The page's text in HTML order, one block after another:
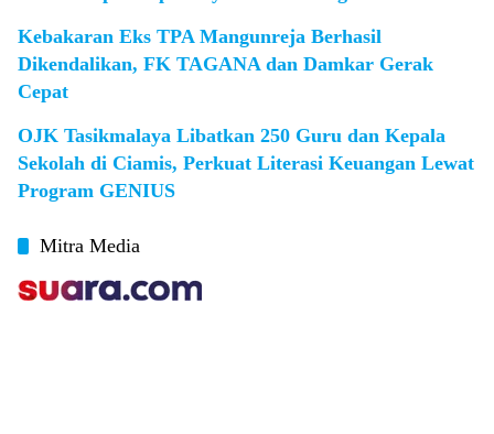
Kebakaran Eks TPA Mangunreja Berhasil
Dikendalikan, FK TAGANA dan Damkar Gerak
Cepat
OJK Tasikmalaya Libatkan 250 Guru dan Kepala
Sekolah di Ciamis, Perkuat Literasi Keuangan Lewat
Program GENIUS
Mitra Media